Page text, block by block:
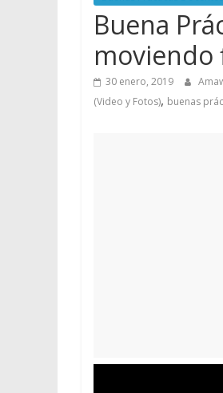
Buena
moviendo
30 enero, 2019
(Video y Fotos), buenas